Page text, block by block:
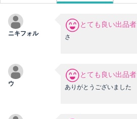
ニキフォル
とても良い出品者
さ
ウ
とても良い出品者
ありがとうございました